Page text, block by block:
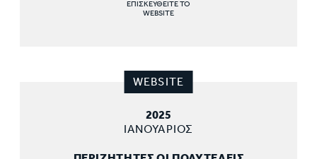
ΕΠΙΣΚΕΥΘΕΙΤΕ ΤΟ
WEBSITE
WEBSITE
2025
ΙΑΝΟΥΑΡΙΟΣ